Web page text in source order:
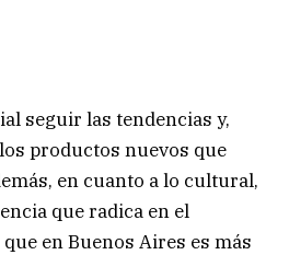
seguir las tendencias y,
productos nuevos que
en cuanto a lo cultural,
que radica en el
en Buenos Aires es más